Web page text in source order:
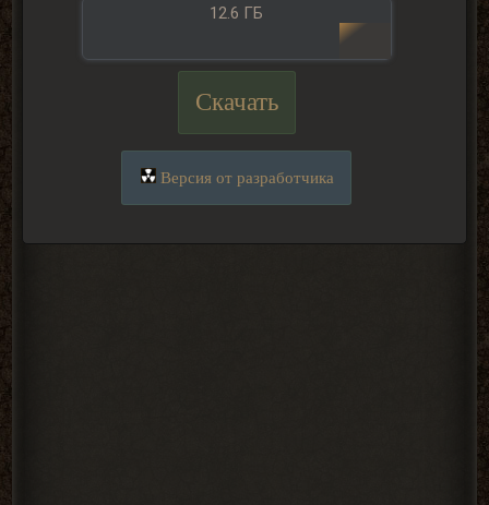
12.6 ГБ
Скачать
Версия от разработчика